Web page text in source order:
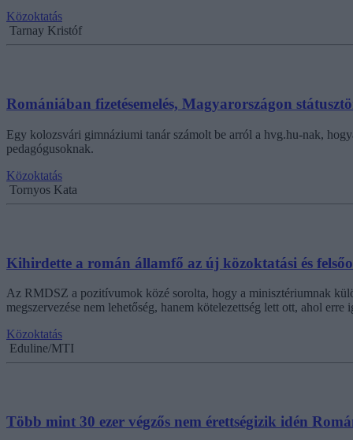
Közoktatás
Tarnay Kristóf
Romániában fizetésemelés, Magyarországon
Egy kolozsvári gimnáziumi tanár számolt be arról a hvg.hu-nak,
pedagógusoknak.
Közoktatás
Tornyos Kata
Kihirdette a román államfő az új közoktatási és
Az RMDSZ a pozitívumok közé sorolta, hogy a minisztériumnak
megszervezése nem lehetőség, hanem kötelezettség lett ott, ahol erre
Közoktatás
Eduline/MTI
Több mint 30 ezer végzős nem érettségizik idén